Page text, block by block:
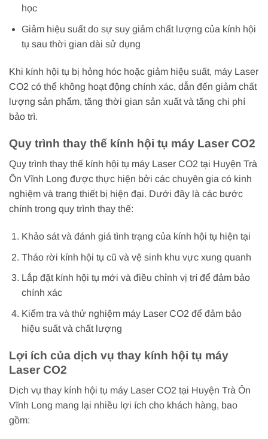
học
Giảm hiệu suất do sự suy giảm chất lượng của kính hội
tụ sau thời gian dài sử dụng
Khi kính hội tụ bị hỏng hóc hoặc giảm hiệu suất, máy Laser
CO2 có thể không hoạt động chính xác, dẫn đến giảm chất
lượng sản phẩm, tăng thời gian sản xuất và tăng chi phí
bảo trì.
Quy trình thay thế kính hội tụ máy Laser CO2
Quy trình thay thế kính hội tụ máy Laser CO2 tại Huyện Trà
Ôn Vĩnh Long được thực hiện bởi các chuyên gia có kinh
nghiệm và trang thiết bị hiện đại. Dưới đây là các bước
chính trong quy trình thay thế:
Khảo sát và đánh giá tình trạng của kính hội tụ hiện tại
Tháo rời kính hội tụ cũ và vệ sinh khu vực xung quanh
Lắp đặt kính hội tụ mới và điều chỉnh vị trí để đảm bảo
chính xác
Kiểm tra và thử nghiệm máy Laser CO2 để đảm bảo
hiệu suất và chất lượng
Lợi ích của dịch vụ thay kính hội tụ máy
Laser CO2
Dịch vụ thay kính hội tụ máy Laser CO2 tại Huyện Trà Ôn
Vĩnh Long mang lại nhiều lợi ích cho khách hàng, bao
gồm: